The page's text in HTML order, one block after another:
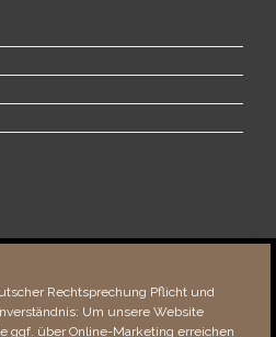
Rechtsprechung Pflicht und
Um unsere Website
ggf. über Online-Marketing erreichen